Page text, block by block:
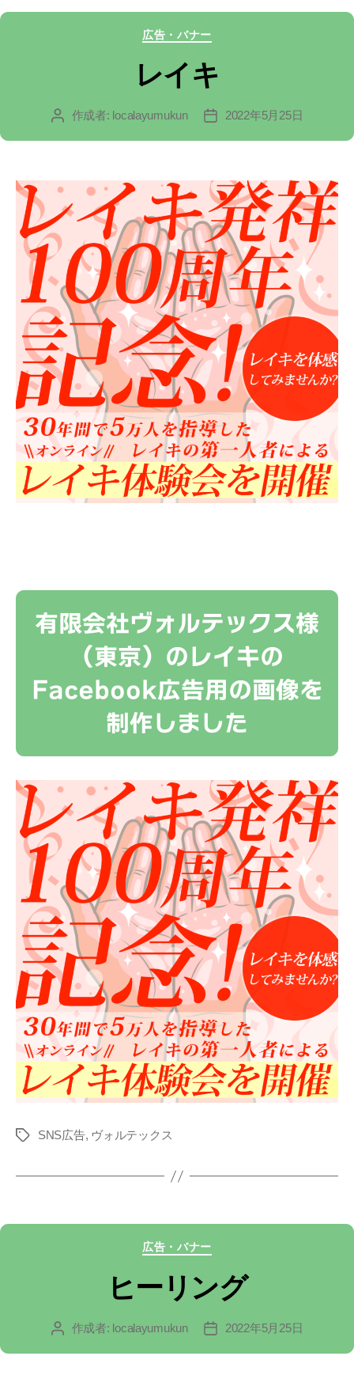
カ
テ
ゴ
リ
広告・バナー
レイキ
投 作成者: localayumukun
投
2022年5月25日
有限会社ヴォルテックス様
（東京）のレイキの
Facebook広告用の画像を
制作しました
タ
SNS広告, ヴォルテックス
カ
テ
ゴ
リ
広告・バナー
ヒーリング
投 作成者: localayumukun
投
2022年5月25日